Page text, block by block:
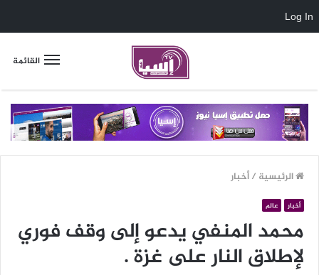
القائمة
الرئيسية /أخبار
أخبار عالم
محمد المنفي يدعو إلى وقف فوري
لإطلاق النار على غزة .
Log In